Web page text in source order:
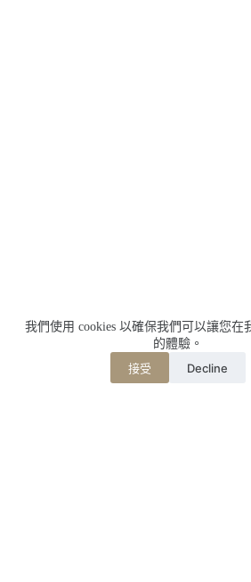
我們使用 cookies 以確保我們可以讓您在
的體驗。
接受 Decline